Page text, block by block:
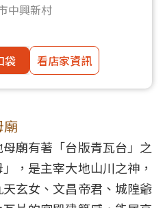
中興新村
袋 看店家資訊
廟
廟有著「台版青瓦台」之
，是主宰大地山川之神，
玄女、文昌帝君、城隍爺